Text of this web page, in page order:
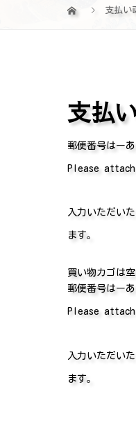
支払い
支払
郵便番号はー
Please
入力いただい
ます。
買い物カゴは空
郵便番号はー
Please
入力いただい
ます。